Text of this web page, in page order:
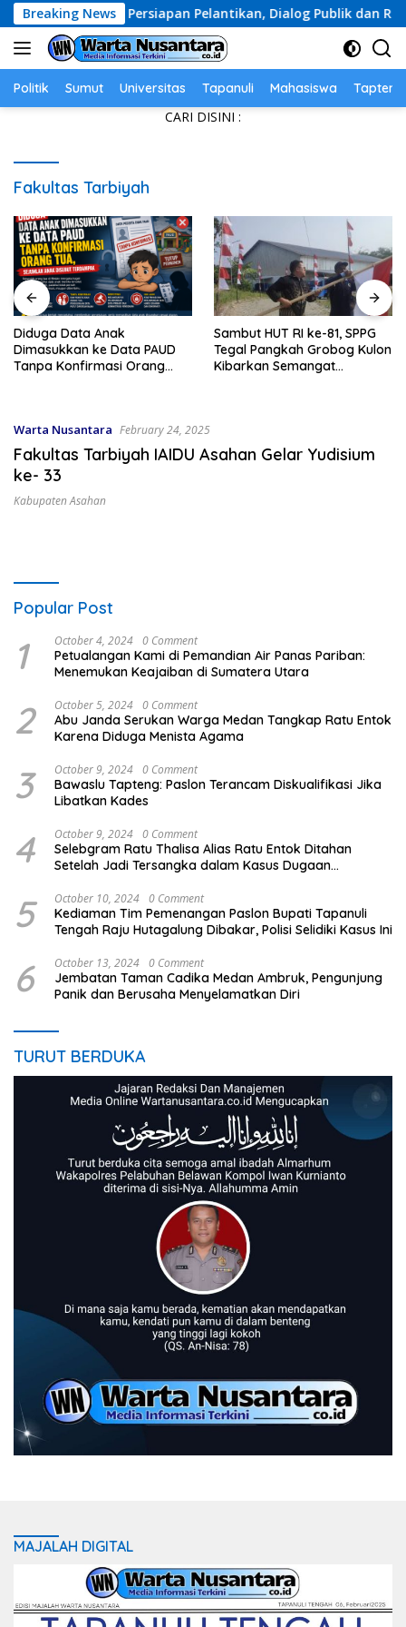
Skip
to
content
Breaking NewsPersiapan Pelantikan, Dialog Publik dan Rakerwil
Politik Sumut Universitas Tapanuli Mahasiswa Tapteng
CARI DISINI :
Fakultas Tarbiyah
Diduga Data Anak
Dimasukkan ke Data PAUD
Tanpa Konfirmasi Orang
Sambut HUT RI ke-81, SPPG
Tegal Pangkah Grobog Kulon
Kibarkan Semangat
Warta Nusantara February 24, 2025
Fakultas Tarbiyah IAIDU Asahan Gelar Yudisium
ke- 33
Kabupaten Asahan
Popular Post
1 October 4, 2024 0 Comment
Petualangan Kami di Pemandian Air Panas Pariban:
Menemukan Keajaiban di Sumatera Utara
2 October 5, 2024 0 Comment
Abu Janda Serukan Warga Medan Tangkap Ratu Entok
Karena Diduga Menista Agama
3 October 9, 2024 0 Comment
Bawaslu Tapteng: Paslon Terancam Diskualifikasi Jika
Libatkan Kades
4 October 9, 2024 0 Comment
Selebgram Ratu Thalisa Alias Ratu Entok Ditahan
Setelah Jadi Tersangka dalam Kasus Dugaan
5 October 10, 2024 0 Comment
Kediaman Tim Pemenangan Paslon Bupati Tapanuli
Tengah Raju Hutagalung Dibakar, Polisi Selidiki Kasus Ini
6 October 13, 2024 0 Comment
Jembatan Taman Cadika Medan Ambruk, Pengunjung
Panik dan Berusaha Menyelamatkan Diri
TURUT BERDUKA
MAJALAH DIGITAL